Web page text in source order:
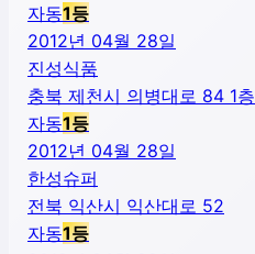
자동1등
2012년 04월 28일
진성식품
충북 제천시 의병대로 84 1층
자동1등
2012년 04월 28일
한성슈퍼
전북 익산시 익산대로 52
자동1등